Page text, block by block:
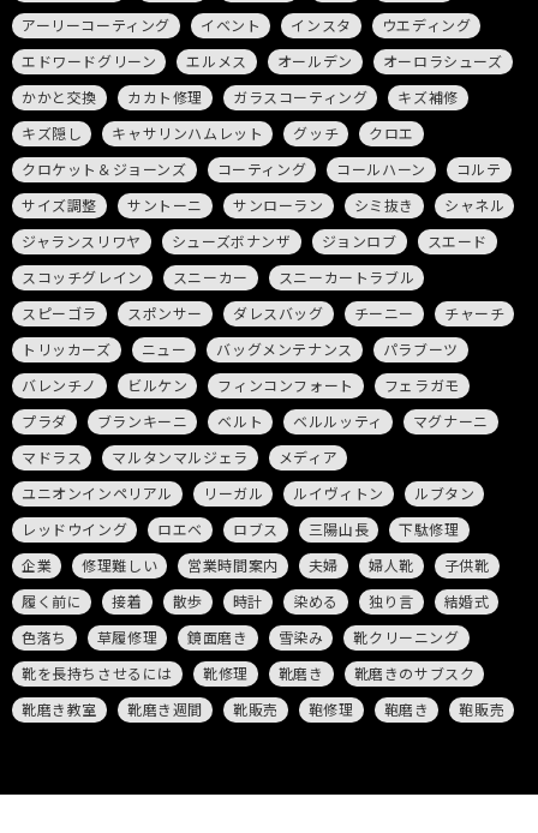
アーリーコーティング
イベント インスタ
ウエディング
エドワードグリーン
エルメス オールデン
オーロラシューズ
かかと交換
カカト修理 ガラスコーティング
キズ補修
キズ隠し
キャサリンハムレット グッチ
クロエ
クロケット＆ジョーンズ
コーティング コールハーン
コルテ
サイズ調整
サントーニ サンローラン シミ抜き
シャネル
ジャランスリワヤ
シューズボナンザ ジョンロブ
スエード
スコッチグレイン
スニーカー
スニーカートラブル
スピーゴラ
スポンサー ダレスバッグ チーニー
チャーチ
トリッカーズ
ニュー バッグメンテナンス
パラブーツ
バレンチノ
ビルケン フィンコンフォート
フェラガモ
プラダ
ブランキーニ ベルト ベルルッティ
マグナーニ
マドラス
マルタンマルジェラ
メディア
ユニオンインペリアル
リーガル ルイヴィトン
ルブタン
レッドウイング
ロエベ ロブス 三陽山長
下駄修理
企業
修理難しい 営業時間案内 夫婦 婦人靴
子供靴
履く前に
接着 散歩 時計 染める 独り言
結婚式
色落ち
草履修理 鏡面磨き 雪染み
靴クリーニング
靴を長持ちさせるには
靴修理 靴磨き
靴磨きのサブスク
靴磨き教室
靴磨き週間 靴販売 鞄修理 鞄磨き 鞄販売